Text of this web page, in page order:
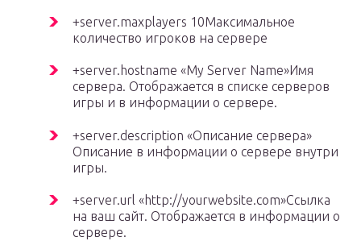
+server.maxplayers 10Максимальное
количество игроков на сервере
+server.hostname «My Server Name»Имя
сервера. Отображается в списке серверов
игры и в информации о сервере.
+server.description «Описание сервера»
Описание в информации о сервере внутри
игры.
+server.url «http://yourwebsite.com»Ссылка
на ваш сайт. Отображается в информации о
сервере.